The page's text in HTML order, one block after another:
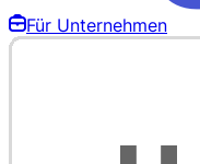
Für Unternehmen